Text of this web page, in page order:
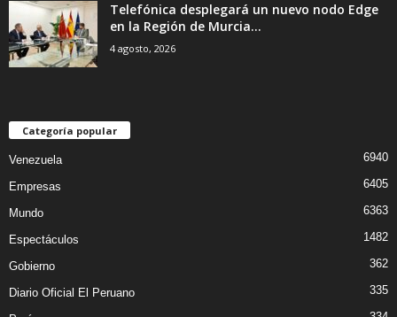
Telefónica desplegará un nuevo nodo Edge
en la Región de Murcia...
4 agosto, 2026
Categoría popular
Venezuela 6940
Empresas 6405
Mundo 6363
Espectáculos 1482
Gobierno 362
Diario Oficial El Peruano 335